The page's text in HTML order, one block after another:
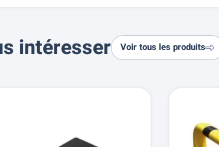
intéresser Voir tous les produits